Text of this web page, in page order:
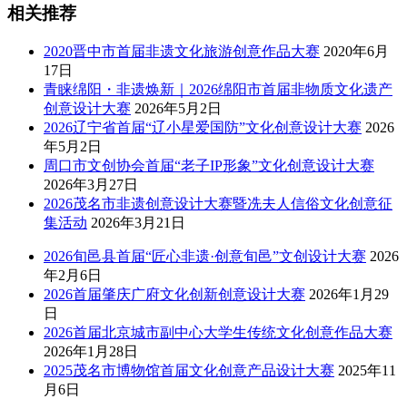
相关推荐
2020晋中市首届非遗文化旅游创意作品大赛 2020年6月
17日
青睐绵阳・非遗焕新｜2026绵阳市首届非物质文化遗产
创意设计大赛 2026年5月2日
2026辽宁省首届“辽小星爱国防”文化创意设计大赛 2026
年5月2日
周口市文创协会首届“老子IP形象”文化创意设计大赛
2026年3月27日
2026茂名市非遗创意设计大赛暨冼夫人信俗文化创意征
集活动 2026年3月21日
2026旬邑县首届“匠心非遗·创意旬邑”文创设计大赛 2026
年2月6日
2026首届肇庆广府文化创新创意设计大赛 2026年1月29
日
2026首届北京城市副中心大学生传统文化创意作品大赛
2026年1月28日
2025茂名市博物馆首届文化创意产品设计大赛 2025年11
月6日